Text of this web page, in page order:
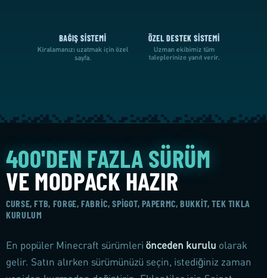
BAĞIŞ SISTEMI
Kiralamanızı uzatmak için özel
sayfa.
ÖZEL DESTEK SISTEMI
Uzman ekibimiz tüm
taleplerinize yanıt verir.
400'DEN FAZLA SÜRÜM
VE MODPACK HAZIR
CURSE, FTB, FORGE, FABRIC, SPIGOT, PAPERMC, BUKKIT, TEK TIKLA
KURULUM
En popüler Minecraft sürümleri önceden kurulu olarak
gelir. Satın alırken sürümünüzü seçin, istediğiniz zaman